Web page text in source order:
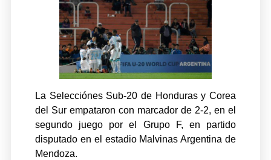
La Selecciónes Sub-20 de Honduras y Corea
del Sur empataron con marcador de 2-2, en el
segundo juego por el Grupo F, en partido
disputado en el estadio Malvinas Argentina de
Mendoza.